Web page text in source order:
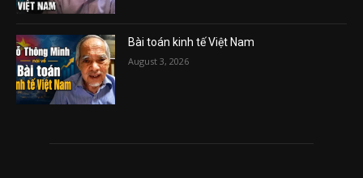
Bài toán kinh tế Việt Nam
August 3, 2026